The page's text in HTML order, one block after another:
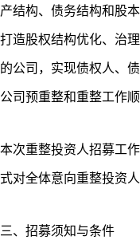
结构、债务结构和股
造股权结构优化、治
公司，实现债权人、
司预重整和重整工作顺
本次重整投资人招募工
对全体意向重整投资
三、招募须知与条件